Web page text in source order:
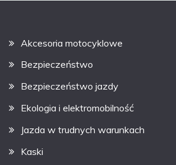
Akcesoria motocyklowe
Bezpieczeństwo
Bezpieczeństwo jazdy
Ekologia i elektromobilność
Jazda w trudnych warunkach
Kaski